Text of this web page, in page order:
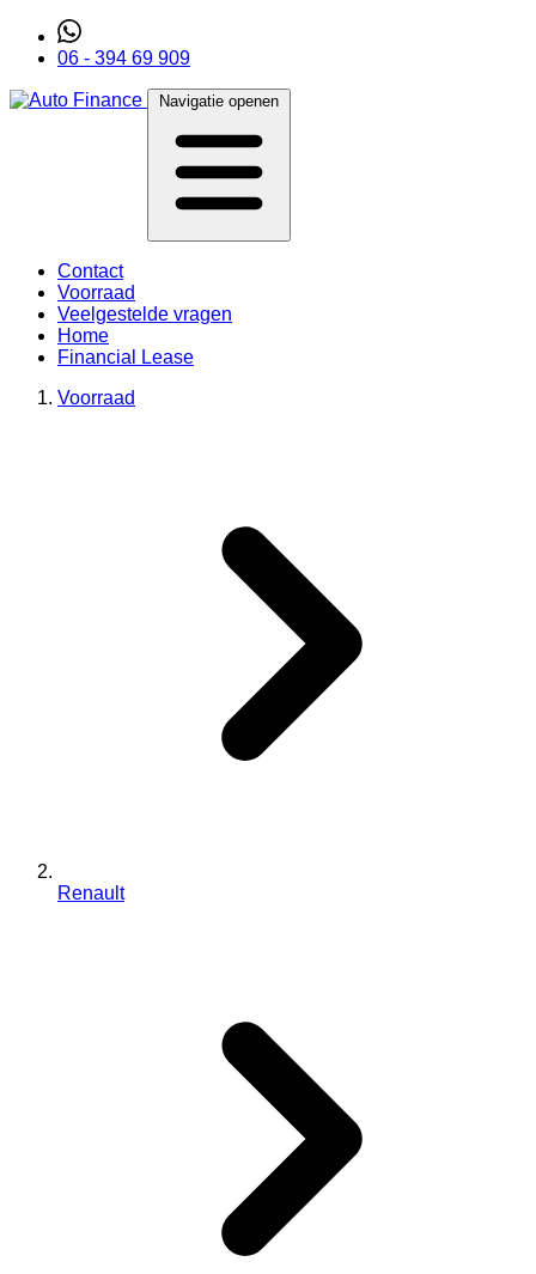
06 - 394 69 909
Navigatie openen
Contact
Voorraad
Veelgestelde vragen
Home
Financial Lease
Voorraad
Renault